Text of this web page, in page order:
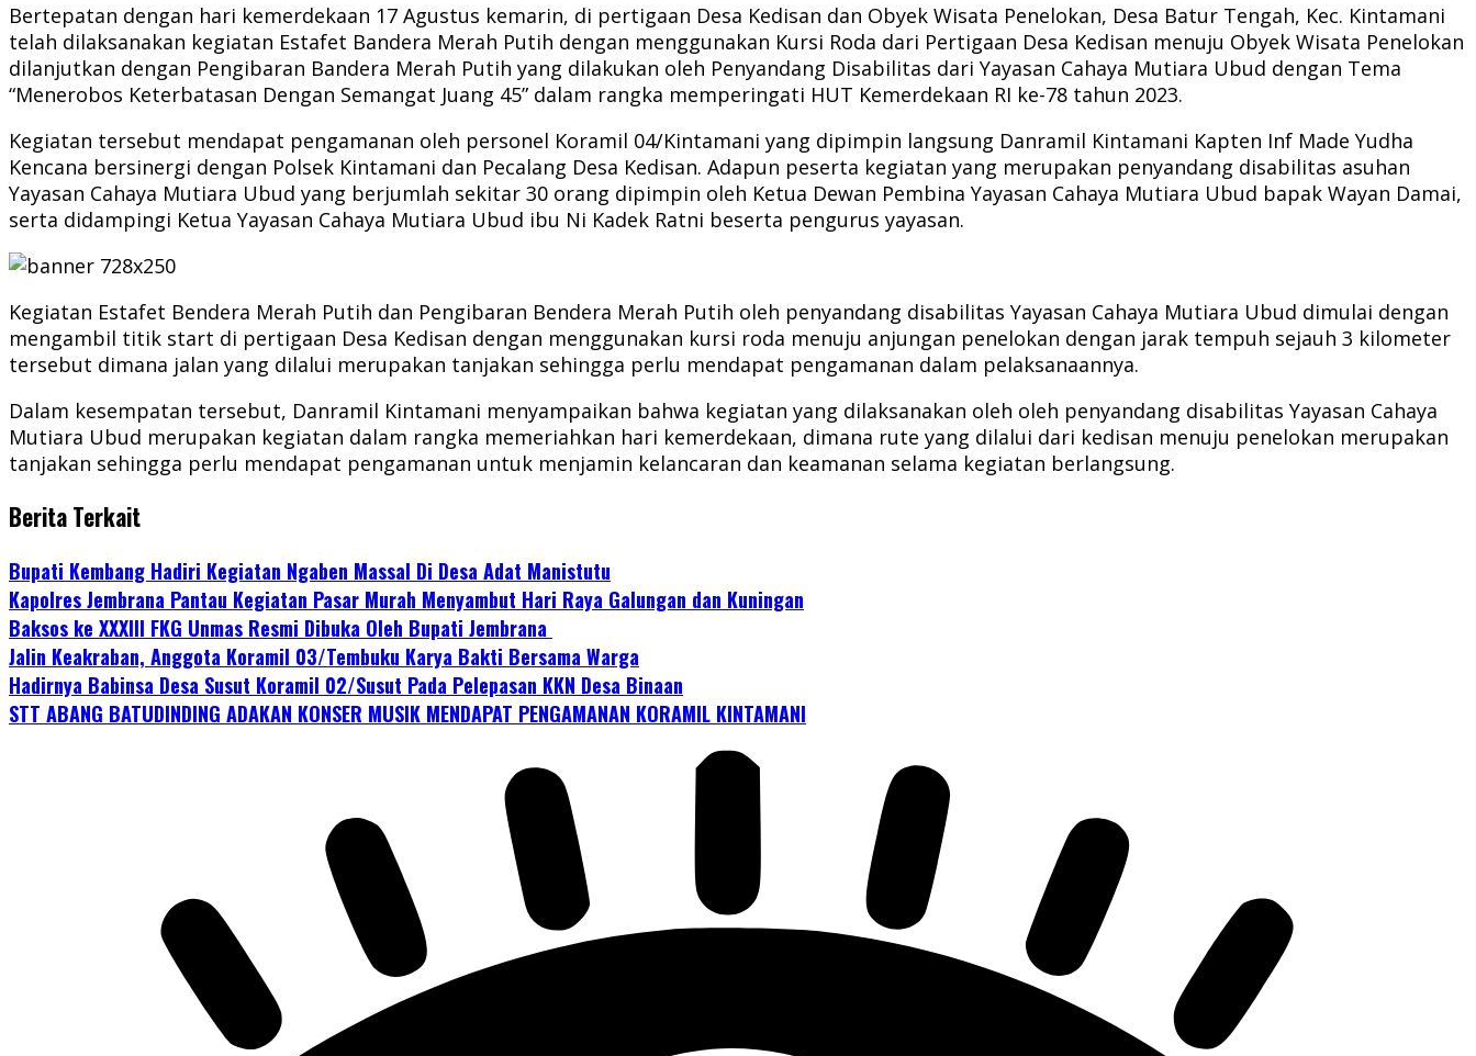
Bertepatan dengan hari kemerdekaan 17 Agustus kemarin, di pertigaan Desa Kedisan dan Obyek Wisata Penelokan, Desa Batur Tengah, Kec. Kintamani
telah dilaksanakan kegiatan Estafet Bandera Merah Putih dengan menggunakan Kursi Roda dari Pertigaan Desa Kedisan menuju Obyek Wisata Penelokan
dilanjutkan dengan Pengibaran Bandera Merah Putih yang dilakukan oleh Penyandang Disabilitas dari Yayasan Cahaya Mutiara Ubud dengan Tema
“Menerobos Keterbatasan Dengan Semangat Juang 45” dalam rangka memperingati HUT Kemerdekaan RI ke-78 tahun 2023.
Kegiatan tersebut mendapat pengamanan oleh personel Koramil 04/Kintamani yang dipimpin langsung Danramil Kintamani Kapten Inf Made Yudha
Kencana bersinergi dengan Polsek Kintamani dan Pecalang Desa Kedisan. Adapun peserta kegiatan yang merupakan penyandang disabilitas asuhan
Yayasan Cahaya Mutiara Ubud yang berjumlah sekitar 30 orang dipimpin oleh Ketua Dewan Pembina Yayasan Cahaya Mutiara Ubud bapak Wayan Damai,
serta didampingi Ketua Yayasan Cahaya Mutiara Ubud ibu Ni Kadek Ratni beserta pengurus yayasan.
Kegiatan Estafet Bendera Merah Putih dan Pengibaran Bendera Merah Putih oleh penyandang disabilitas Yayasan Cahaya Mutiara Ubud dimulai dengan
mengambil titik start di pertigaan Desa Kedisan dengan menggunakan kursi roda menuju anjungan penelokan dengan jarak tempuh sejauh 3 kilometer
tersebut dimana jalan yang dilalui merupakan tanjakan sehingga perlu mendapat pengamanan dalam pelaksanaannya.
Dalam kesempatan tersebut, Danramil Kintamani menyampaikan bahwa kegiatan yang dilaksanakan oleh oleh penyandang disabilitas Yayasan Cahaya
Mutiara Ubud merupakan kegiatan dalam rangka memeriahkan hari kemerdekaan, dimana rute yang dilalui dari kedisan menuju penelokan merupakan
tanjakan sehingga perlu mendapat pengamanan untuk menjamin kelancaran dan keamanan selama kegiatan berlangsung.
Berita Terkait
Bupati Kembang Hadiri Kegiatan Ngaben Massal Di Desa Adat Manistutu
Kapolres Jembrana Pantau Kegiatan Pasar Murah Menyambut Hari Raya Galungan dan Kuningan
Baksos ke XXXIII FKG Unmas Resmi Dibuka Oleh Bupati Jembrana
Jalin Keakraban, Anggota Koramil 03/Tembuku Karya Bakti Bersama Warga
Hadirnya Babinsa Desa Susut Koramil 02/Susut Pada Pelepasan KKN Desa Binaan
STT ABANG BATUDINDING ADAKAN KONSER MUSIK MENDAPAT PENGAMANAN KORAMIL KINTAMANI